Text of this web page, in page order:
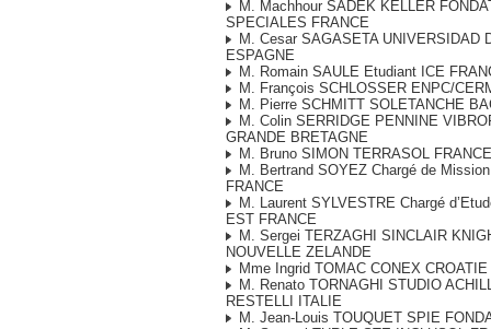
M. Machhour SADEK KELLER
SPECIALES FRANCE
M. Cesar SAGASETA UNIVERSIDAD
ESPAGNE
M. Romain SAULE Etudiant ICE
M. François SCHLOSSER ENPC/
M. Pierre SCHMITT SOLETANCHE
M. Colin SERRIDGE PENNINE
GRANDE BRETAGNE
M. Bruno SIMON TERRASOL FRANCE
M. Bertrand SOYEZ Chargé de
FRANCE
M. Laurent SYLVESTRE Chargé
EST FRANCE
M. Sergei TERZAGHI SINCLAIR
NOUVELLE ZELANDE
Mme Ingrid TOMAC CONEX CROATIE
M. Renato TORNAGHI STUDIO
RESTELLI ITALIE
M. Jean-Louis TOUQUET SPIE